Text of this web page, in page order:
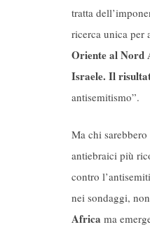
tratta
ricerca unica per
Oriente al Nord
Israele. Il
antisemitismo”.
Ma chi
antiebraici più
contro
nei sondaggi,
Africa ma